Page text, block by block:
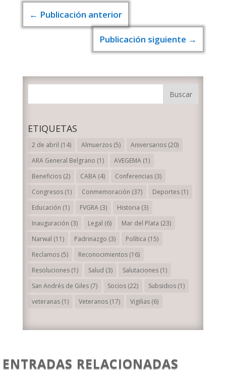
← Publicación anterior
Publicación siguiente →
ETIQUETAS
2 de abril (14) Almuerzos(5) Aniversarios(20)
ARA General Belgrano (1) AVEGEMA(1)
Beneficios(2) CABA(4) Conferencias(3)
Congresos(1) Conmemoración (37) Deportes(1)
Educación (1) FVGRA(3) Historia (3)
Inauguración (3) Legal (6) Mar del Plata (23)
Narwal (11) Padrinazgo (3) Política (15)
Reclamos(5) Reconocimientos(16)
Resoluciones(1) Salud (3) Salutaciones(1)
San Andrés de Giles(7) Socios(22) Subsidios(1)
veteranas(1) Veteranos(17) Vigilias(6)
ENTRADAS RELACIONADAS